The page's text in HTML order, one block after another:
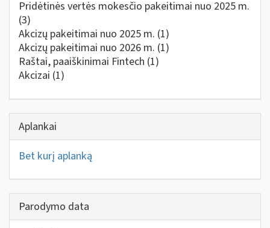
Pridėtinės vertės mokesčio pakeitimai nuo 2025 m.
(3)
Akcizų pakeitimai nuo 2025 m. (1)
Akcizų pakeitimai nuo 2026 m. (1)
Raštai, paaiškinimai Fintech (1)
Akcizai (1)
Aplankai
Bet kurį aplanką
Parodymo data